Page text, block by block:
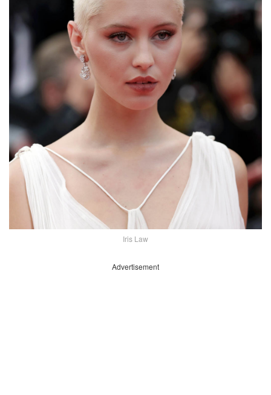
Iris Law
Advertisement